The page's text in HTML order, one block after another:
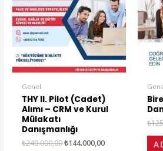
Genel
THY II. Pilot (Cadet)
Alımı – CRM ve Kurul
Mülakatı
Danışmanlığı
₺240.000,00₺144.000,00
₺